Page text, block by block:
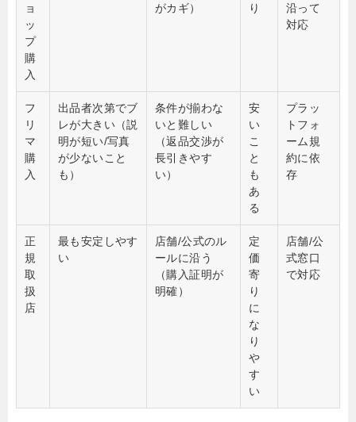
ョ
ッ
プ
購
入
がカギ） り
沿って
対応
フ
リ
マ
購
入
出品者次第でブ
レが大きい（説
明が短い/写真
が少ないこと
も）
条件が揃わな
いと難しい
（返品交渉が
長引きやす
い）
安
い
こ
と
も
あ
る
プラッ
トフォ
ーム規
約に依
存
正
規
取
扱
店
最も安定しやす
い
店舗/公式のル
ールに沿う
（購入証明が
明確）
定
価
寄
り
に
な
り
や
す
い
店舗/公
式窓口
で対応